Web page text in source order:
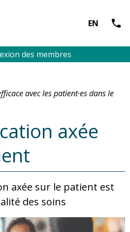
EN call
des membres
avec les patient·es dans le
axée
axée sur le patient est
des soins